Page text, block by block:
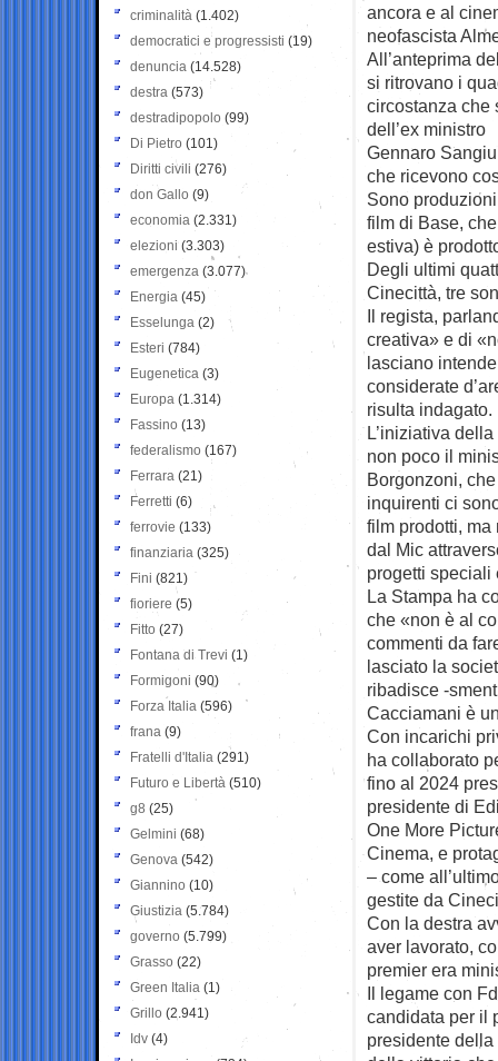
ancora e al
neofascista
All’anteprima
si ritrovano i
circostanza che
dell’ex ministro
Gennaro
che ricevono
Sono
film di Base,
estiva) è
Degli ultimi
Cinecittà, tre
Il regista,
creativa» e di
lasciano
considerate
risulta indagato.
L’iniziativa
non poco il
Borgonzoni,
inquirenti ci
film prodotti,
dal Mic
progetti
La Stampa ha
che «non è al
commenti da
lasciato la
ribadisce -
Cacciamani è
Con incarichi
ha collaborato
fino al 2024
presidente di
One More
Cinema, e
– come
gestite da
Con la destra
aver lavorato,
premier era
Il legame con
candidata per il
presidente
criminalità (1.402)
democratici e progressisti (19)
denuncia (14.528)
destra (573)
destradipopolo (99)
Di Pietro (101)
Diritti civili (276)
don Gallo (9)
economia (2.331)
elezioni (3.303)
emergenza (3.077)
Energia (45)
Esselunga (2)
Esteri (784)
Eugenetica (3)
Europa (1.314)
Fassino (13)
federalismo (167)
Ferrara (21)
Ferretti (6)
ferrovie (133)
finanziaria (325)
Fini (821)
fioriere (5)
Fitto (27)
Fontana di Trevi (1)
Formigoni (90)
Forza Italia (596)
frana (9)
Fratelli d'Italia (291)
Futuro e Libertà (510)
g8 (25)
Gelmini (68)
Genova (542)
Giannino (10)
Giustizia (5.784)
governo (5.799)
Grasso (22)
Green Italia (1)
Grillo (2.941)
Idv (4)